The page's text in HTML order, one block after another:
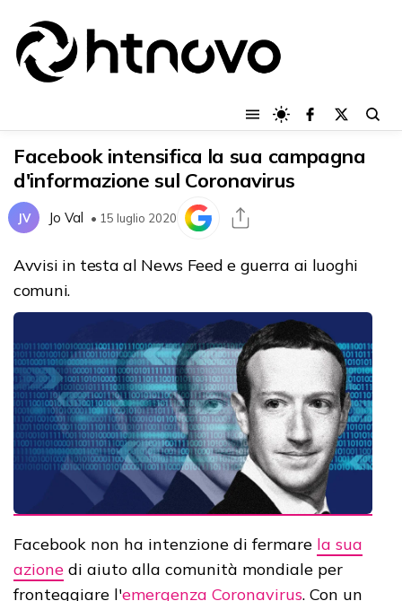
Facebook intensifica la sua campagna
d'informazione sul Coronavirus
JV Jo Val • 15 luglio 2020
Avvisi in testa al News Feed e guerra ai luoghi
comuni.
Facebook non ha intenzione di fermare la sua
azione di aiuto alla comunità mondiale per
fronteggiare l'emergenza Coronavirus. Con un